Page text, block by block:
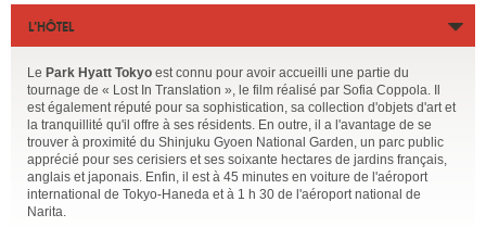
L’HÔTEL
Le Park Hyatt Tokyo est connu pour avoir accueilli une partie du
tournage de « Lost In Translation », le film réalisé par Sofia Coppola. Il
est également réputé pour sa sophistication, sa collection d'objets d'art et
la tranquillité qu'il offre à ses résidents. En outre, il a l'avantage de se
trouver à proximité du Shinjuku Gyoen National Garden, un parc public
apprécié pour ses cerisiers et ses soixante hectares de jardins français,
anglais et japonais. Enfin, il est à 45 minutes en voiture de l'aéroport
international de Tokyo-Haneda et à 1 h 30 de l'aéroport national de
Narita.